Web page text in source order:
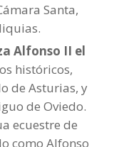
Santa,
Alfonso II el
históricos,
de Asturias, y
de Oviedo.
ecuestre de
como Alfonso